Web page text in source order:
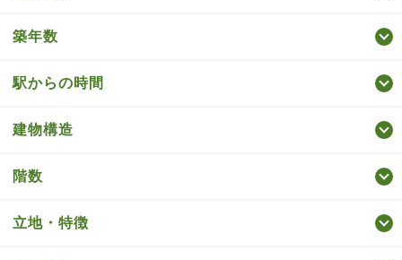
築年数
駅からの時間
建物構造
階数
立地・特徴